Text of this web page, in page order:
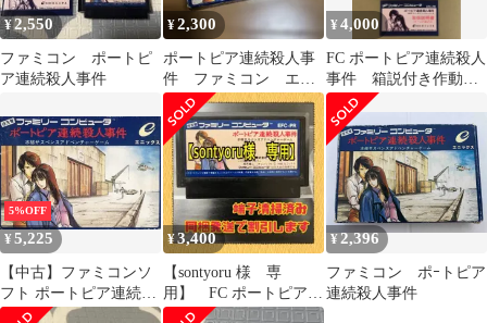
¥2,550
ファミコン ポートピ
ア連続殺人事件
¥2,300
ポートピア連続殺人事
件 ファミコン エニ
ックス 動作確認済
¥4,000
FC ポートピア連続殺人
事件 箱説付き作動OK
堀井雄二作 エニック
ス1985年
5%OFF
¥5,225
【中古】ファミコンソ
フト ポートピア連続殺
人事件
¥3,400
【sontyoru 様 専
用】 FC ポートピア連
続殺人事件 他 合計6
¥2,396
ファミコン ポｰトピア
連続殺人事件